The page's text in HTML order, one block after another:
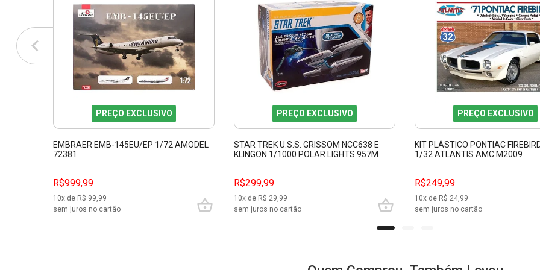
PREÇO EXCLUSIVO
EMBRAER EMB-145EU/EP 1/72 AMODEL
72381
R$999,99
10x de R$ 99,99
sem juros no cartão
PREÇO EXCLUSIVO
STAR TREK U.S.S. GRISSOM NCC638 E
KLINGON 1/1000 POLAR LIGHTS 957M
R$299,99
10x de R$ 29,99
sem juros no cartão
PREÇO EXCLUSIVO
KIT PLÁSTICO PONTIAC
1/32 ATLANTIS AMC M2009
R$249,99
10x de R$ 24,99
sem juros no cartão